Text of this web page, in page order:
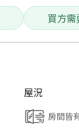
買方
屋況
房間皆